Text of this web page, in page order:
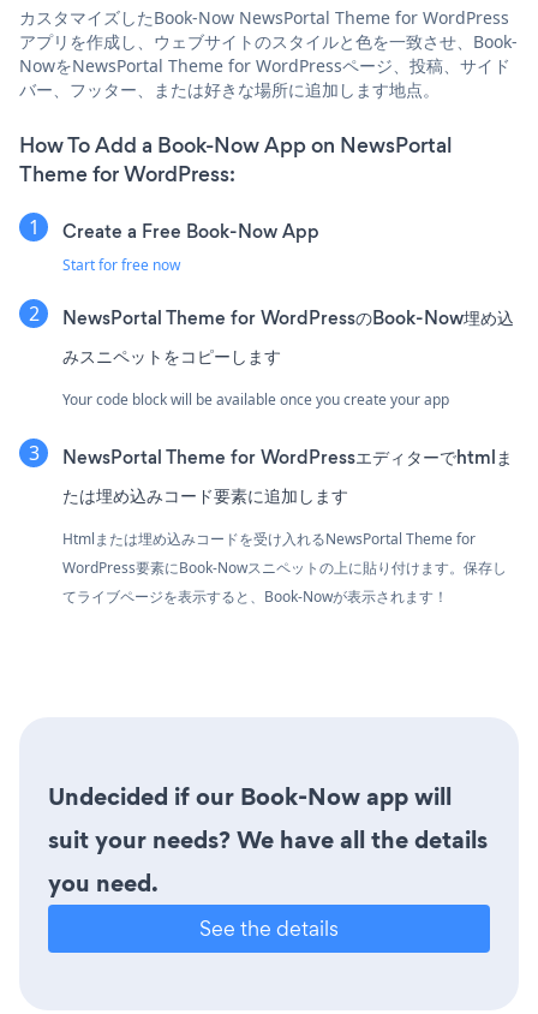
カスタマイズしたBook-Now NewsPortal Theme for WordPress
アプリを作成し、ウェブサイトのスタイルと色を一致させ、Book-
NowをNewsPortal Theme for WordPressページ、投稿、サイド
バー、フッター、または好きな場所に追加します地点。
How To Add a Book-Now App on NewsPortal
Theme for WordPress:
Create a Free Book-Now App
Start for free now
NewsPortal Theme for WordPressのBook-Now埋め込
みスニペットをコピーします
Your code block will be available once you create your app
NewsPortal Theme for WordPressエディターでhtmlま
たは埋め込みコード要素に追加します
Htmlまたは埋め込みコードを受け入れるNewsPortal Theme for
WordPress要素にBook-Nowスニペットの上に貼り付けます。保存し
てライブページを表示すると、Book-Nowが表示されます！
Undecided if our Book-Now app will
suit your needs? We have all the details
you need.
See the details